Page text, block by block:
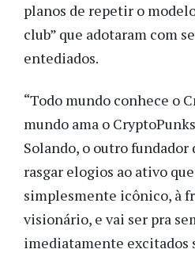
planos de repetir o
club” que adotaram com
entediados.
“Todo mundo conhece o
mundo ama o
Solando, o outro fundador
rasgar elogios ao ativo
simplesmente icônico, à
visionário, e vai ser pra
imediatamente excitados